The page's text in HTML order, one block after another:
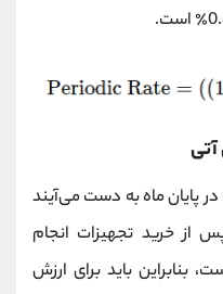
پایان ماه به دست می‌آیند
از خرید تجهیزات انجام
بنابراین باید برای ارزش